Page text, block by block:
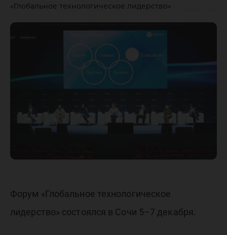
«Глобальное технологическое лидерство»
Форум «Глобальное технологическое
лидерство» состоялся в Сочи 5–7 декабря.